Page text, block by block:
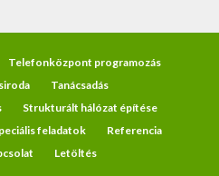
Telefonközpont programozás
Tanácsadás
Strukturált hálózat építése
feladatok
Referencia
Letöltés